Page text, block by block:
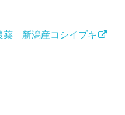
薬 新潟産コシイブキ